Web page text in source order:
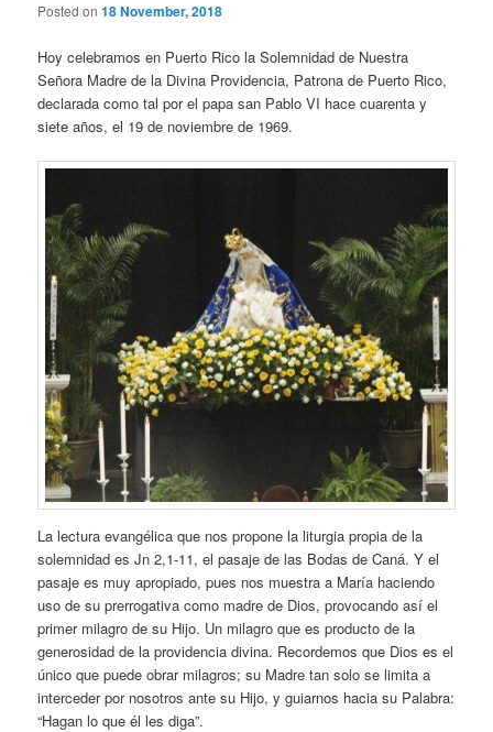
Posted on18 November, 2018
Hoy celebramos en Puerto Rico la Solemnidad de Nuestra
Señora Madre de la Divina Providencia, Patrona de Puerto Rico,
declarada como tal por el papa san Pablo VI hace cuarenta y
siete años, el 19 de noviembre de 1969.
La lectura evangélica que nos propone la liturgia propia de la
solemnidad es Jn 2,1-11, el pasaje de las Bodas de Caná. Y el
pasaje es muy apropiado, pues nos muestra a María haciendo
uso de su prerrogativa como madre de Dios, provocando así el
primer milagro de su Hijo. Un milagro que es producto de la
generosidad de la providencia divina. Recordemos que Dios es el
único que puede obrar milagros; su Madre tan solo se limita a
interceder por nosotros ante su Hijo, y guiarnos hacia su Palabra:
“Hagan lo que él les diga”.